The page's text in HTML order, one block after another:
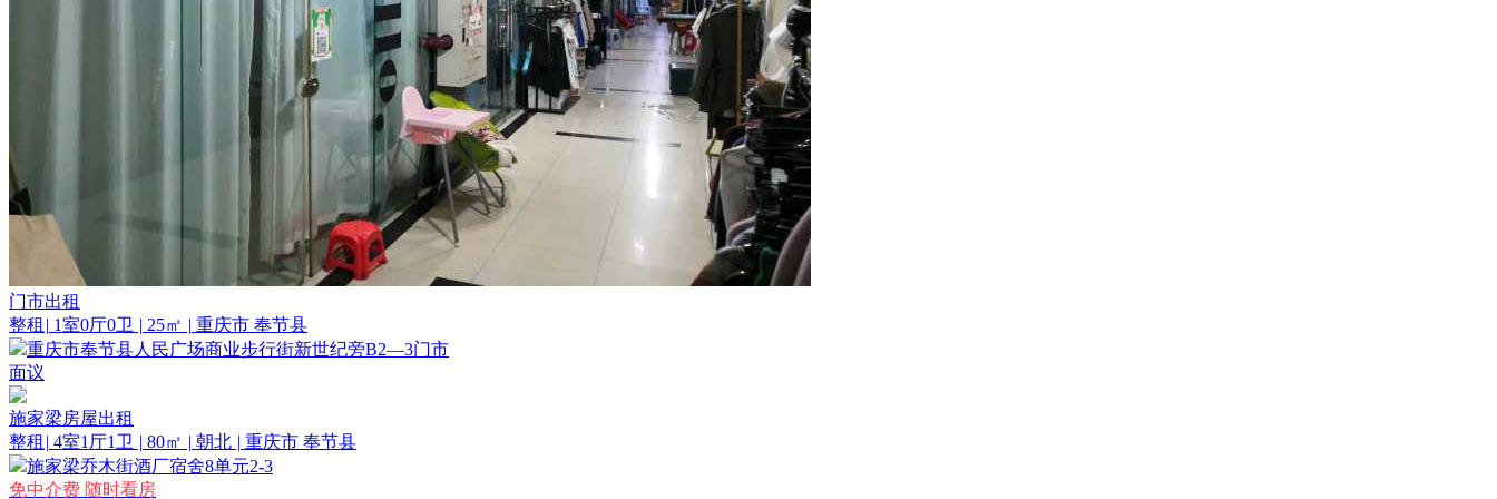
门市出租
整租 | 1室0厅0卫 | 25㎡ | 重庆市 奉节县
重庆市奉节县人民广场商业步行街新世纪旁B2—3门市
面议
施家梁房屋出租
整租 | 4室1厅1卫 | 80㎡ | 朝北 | 重庆市 奉节县
施家梁乔木街酒厂宿舍8单元2-3
免中介费 随时看房